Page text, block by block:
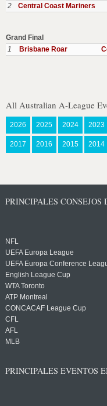
2
Central Coast Mariners
Grand Final
1
Brisbane Roar
All Australian A-League
2026 2025 2024 2023
2017 2016 2015 2014
PRINCIPALES CONSEJOS
NFL
UEFA Europa League
UEFA Europa Conference
English League Cup
WTA Toronto
ATP Montreal
CONCACAF League Cup
CFL
AFL
MLB
PRINCIPALES EVENTOS